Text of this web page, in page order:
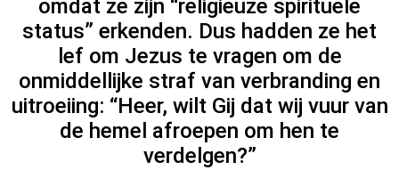
omdat ze zijn “religieuze spirituele
status” erkenden. Dus hadden ze het
lef om Jezus te vragen om de
onmiddellijke straf van verbranding en
uitroeiing: “Heer, wilt Gij dat wij vuur van
de hemel afroepen om hen te
verdelgen?”